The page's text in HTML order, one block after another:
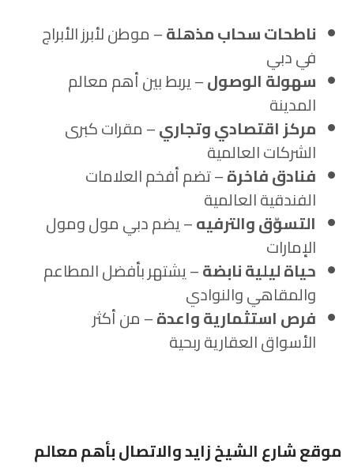
ناطحات سحاب مذهلة– موطن لأبرز الأبراج
في دبي
سهولة الوصول– يربط بين أهم معالم
المدينة
مركز اقتصادي وتجاري– مقرات كبرى
الشركات العالمية
فنادق فاخرة– تضم أفخم العلامات
الفندقية العالمية
التسوّق والترفيه– يضم دبي مول ومول
الإمارات
حياة ليلية نابضة– يشتهر بأفضل المطاعم
والمقاهي والنوادي
فرص استثمارية واعدة– من أكثر
الأسواق العقارية ربحية
موقع شارع الشيخ زايد والاتصال بأهم معالم